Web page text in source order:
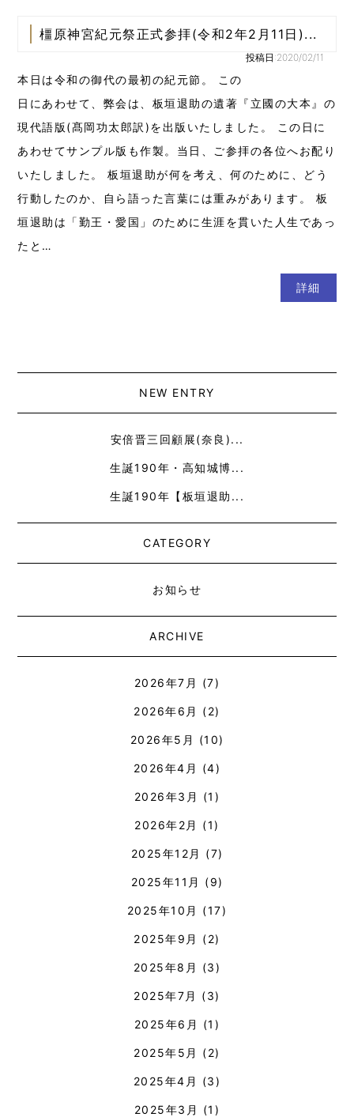
橿原神宮紀元祭正式参拝(令和2年2月11日)...
投稿日:2020/02/11
本日は令和の御代の最初の紀元節。 この
日にあわせて、弊会は、板垣退助の遺著『立國の大本』の
現代語版(髙岡功太郎訳)を出版いたしました。 この日に
あわせてサンプル版も作製。当日、ご参拝の各位へお配り
いたしました。 板垣退助が何を考え、何のために、どう
行動したのか、自ら語った言葉には重みがあります。 板
垣退助は「勤王・愛国」のために生涯を貫いた人生であっ
たと…
詳細
NEW ENTRY
安倍晋三回顧展(奈良)...
生誕190年・高知城博...
生誕190年【板垣退助...
CATEGORY
お知らせ
ARCHIVE
2026年7月 (7)
2026年6月 (2)
2026年5月 (10)
2026年4月 (4)
2026年3月 (1)
2026年2月 (1)
2025年12月 (7)
2025年11月 (9)
2025年10月 (17)
2025年9月 (2)
2025年8月 (3)
2025年7月 (3)
2025年6月 (1)
2025年5月 (2)
2025年4月 (3)
2025年3月 (1)